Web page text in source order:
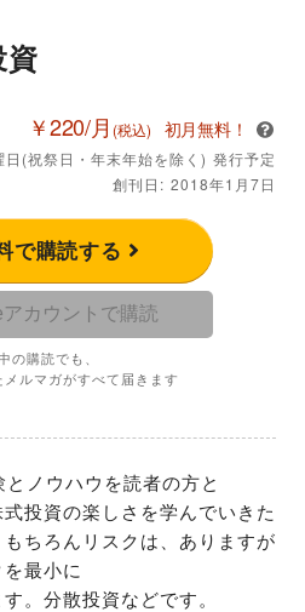
￥220/月 (税込) 初月無料！
日(祝祭日・年末年始を除く) 発行予定
創刊日: 2018年1月7日
で購読する
カウントで購読
の購読でも、
ルマガがすべて届きます
ノウハウを読者の方と
投資の楽しさを学んでいきた
ちろんリスクは、ありますが
最小に
。分散投資などです。